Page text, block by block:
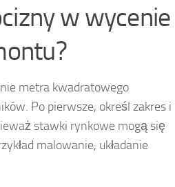
w wycenie
metra kwadratowego
Po pierwsze, określ zakres i
stawki rynkowe mogą się
malowanie, układanie